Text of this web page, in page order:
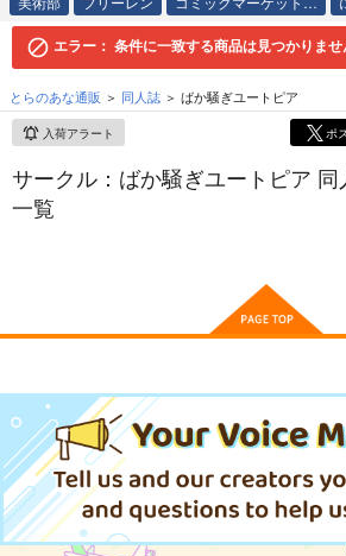
エラー： 条件に一致する商品は見つかりませ
とらのあな通販 同人誌 ばか騒ぎユートピア
入荷アラート ポ
サークル：ばか騒ぎユートピア
一覧